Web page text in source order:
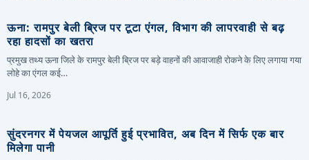
ऊना: रामपुर बेली ब्रिज पर टूटा एंगल, विभाग की लापरवाही से बढ़
रहा हादसों का खतरा
प्रमुख तथ्य ऊना जिले के रामपुर बेली ब्रिज पर बड़े वाहनों की आवाजाही रोकने के लिए लगाया गया
लोहे का एंगल कई…
Jul 16, 2026
सुंदरनगर में पेयजल आपूर्ति हुई प्रभावित, अब दिन में सिर्फ एक बार
मिलेगा पानी